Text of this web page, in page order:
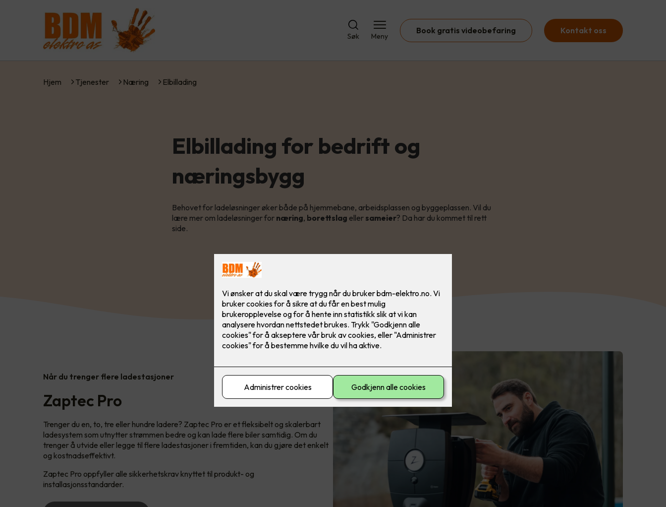
Søk Meny
Book gratis videobefaring Kontakt oss
Hjem Tjenester Næring Elbillading
Elbillading for bedrift og
næringsbygg
Behovet for ladeløsninger øker både på hjemmebane, arbeidsplassen og byggeplassen. Vil du
lære mer om ladeløsninger for næring, borettslag eller sameier? Da har du kommet til rett
side.
Når du trenger flere ladestasjoner
Zaptec Pro
Trenger du en, to, tre eller hundre ladere? Zaptec Pro er et fleksibelt og skalerbart
ladesystem som utnytter strømmen bedre og kan lade flere biler samtidig. Om du
trenger å utvide eller legge til flere ladestasjoner i fremtiden, kan du gjøre det enkelt
og kostnadseffektivt.
Zaptec Pro oppfyller alle sikkerhetskrav knyttet til produkt- og
installasjonsstandarder.